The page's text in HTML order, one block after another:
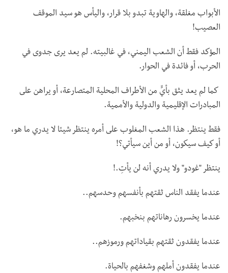
الأبواب مغلقة، والهاوية تبدو بلا قرار، واليأس هو سيد الموقف
العصيب!
المؤكد فقط أن الشعب اليمني، في غالبيته. لم يعد يرى جدوى في
الحرب، أو فائدة في الحوار.
كما لم يعد يثق بأيٍّ من الأطراف المحلية المتصارعة، أو يراهن على
المبادرات الإقليمية والدولية والأممية.
فقط ينتظر. هذا الشعب المغلوب على أمره ينتظر شيئا لا يدري ما هو،
أو كيف سيكون، أو من أين سيأتي؟!
ينتظر "غودو" ولا يدري أنه لن يأتِ.!
عندما يفقد الناس ثقتهم بأنفسهم وحدسهم..
عندما يخسرون رهاناتهم بنخبهم.
عندما يفقدون ثقتهم بقياداتهم ورموزهم..
عندما يفقدون أملهم وشغفهم بالحياة.